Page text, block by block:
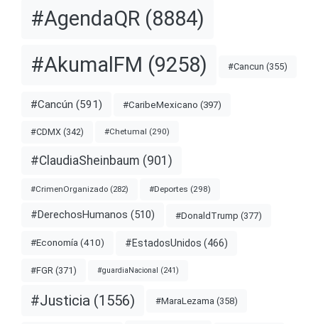
#AgendaQR (8884)
#AkumalFM (9258) #Cancun (355)
#Cancún (591) #CaribeMexicano (397)
#CDMX (342) #Chetumal (290)
#ClaudiaSheinbaum (901)
#CrimenOrganizado (282) #Deportes (298)
#DerechosHumanos (510) #DonaldTrump (377)
#Economía (410) #EstadosUnidos (466)
#FGR (371) #guardiaNacional (241)
#Justicia (1556) #MaraLezama (358)